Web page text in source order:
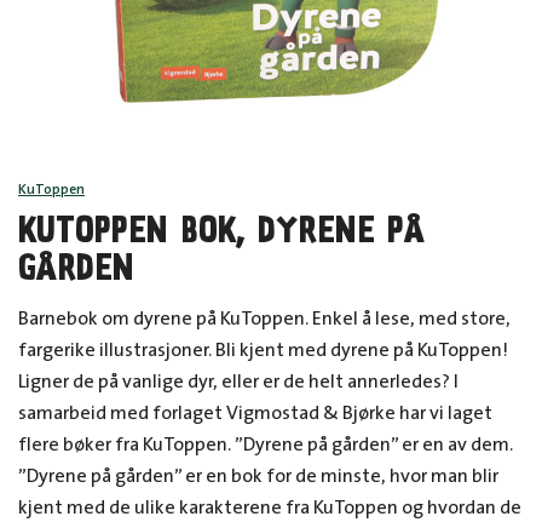
KuToppen
KUTOPPEN BOK, DYRENE PÅ
GÅRDEN
Barnebok om dyrene på KuToppen. Enkel å lese, med store,
fargerike illustrasjoner. Bli kjent med dyrene på KuToppen!
Ligner de på vanlige dyr, eller er de helt annerledes? I
samarbeid med forlaget Vigmostad & Bjørke har vi laget
flere bøker fra KuToppen. ”Dyrene på gården” er en av dem.
”Dyrene på gården” er en bok for de minste, hvor man blir
kjent med de ulike karakterene fra KuToppen og hvordan de